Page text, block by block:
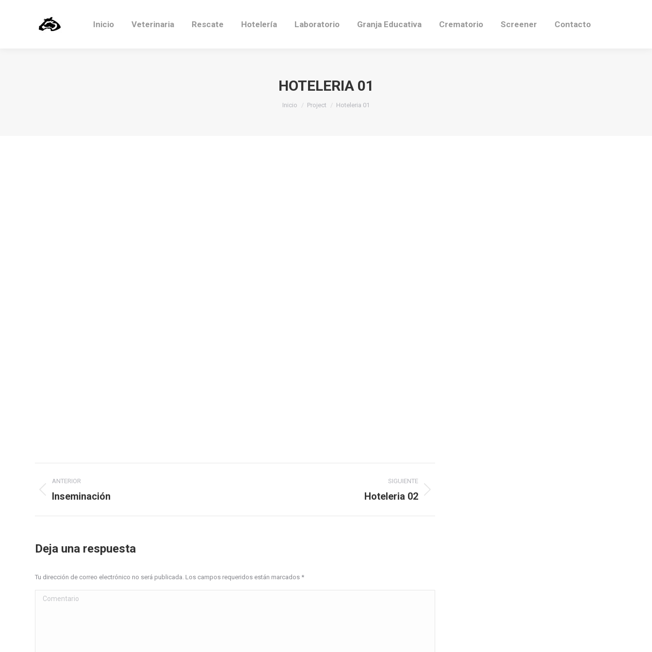
Inicio Veterinaria Rescate Hotelería Laboratorio Granja Educativa Crematorio Screener Contacto
HOTELERIA 01
Estás aquí:
Inicio Project Hoteleria 01
entre
proyectos
ANTERIOR
Proyecto
­Inseminación
SIGUIENTE
Hoteleria 02
Deja una respuesta
Tu dirección de correo electrónico no será publicada. Los campos requeridos están marcados *
Comentario